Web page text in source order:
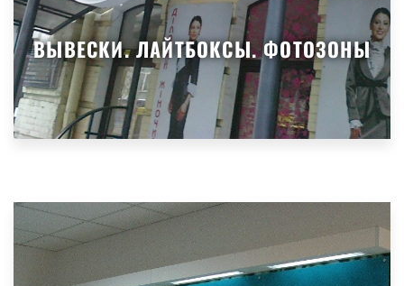
ВЫВЕСКИ. ЛАЙТБОКСЫ. ФОТОЗОНЫ